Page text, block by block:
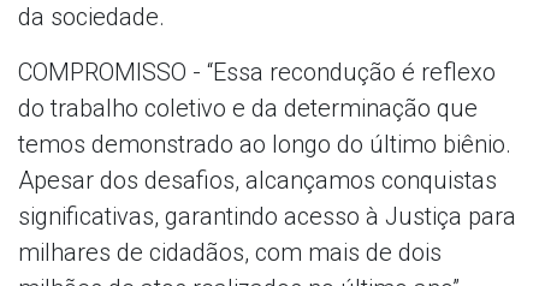
da sociedade.
COMPROMISSO - “Essa recondução é reflexo
do trabalho coletivo e da determinação que
temos demonstrado ao longo do último biênio.
Apesar dos desafios, alcançamos conquistas
significativas, garantindo acesso à Justiça para
milhares de cidadãos, com mais de dois